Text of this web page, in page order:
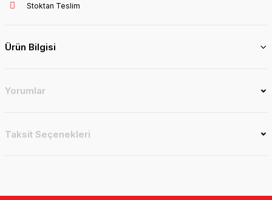
Stoktan Teslim
Ürün Bilgisi
Yorumlar
Taksit Seçenekleri